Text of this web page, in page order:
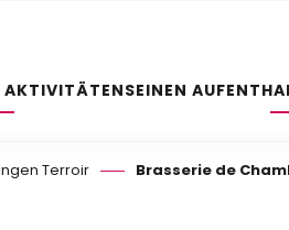
AKTIVITÄTENSEINEN
Terroir Brasserie de